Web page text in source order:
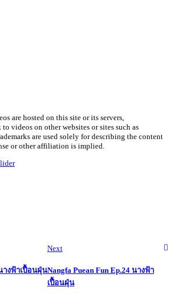
are hosted on this site or its servers,
videos on other websites or sites such as
are used solely for describing the content
or other affiliation is implied.
างฟ้าเปื้อนฝุ่น
Next
Nangfa Puean Fun Ep.24 นางฟ้า
เปื้อนฝุ่น